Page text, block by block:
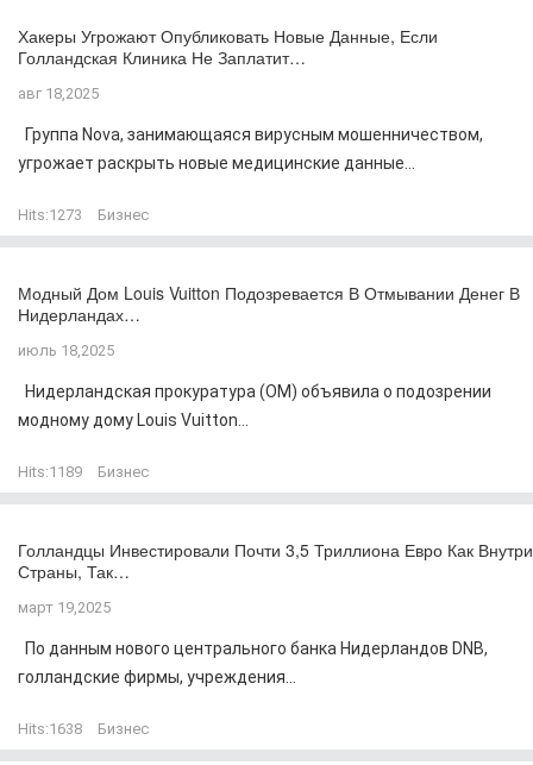
Хакеры Угрожают Опубликовать Новые Данные, Если
Голландская Клиника Не Заплатит…
авг 18,2025
Группа Nova, занимающаяся вирусным мошенничеством,
угрожает раскрыть новые медицинские данные...
Hits:1273 Бизнес
Модный Дом Louis Vuitton Подозревается В Отмывании Денег В
Нидерландах…
июль 18,2025
Нидерландская прокуратура (OM) объявила о подозрении
модному дому Louis Vuitton...
Hits:1189 Бизнес
Голландцы Инвестировали Почти 3,5 Триллиона Евро Как Внутри
Страны, Так…
март 19,2025
По данным нового центрального банка Нидерландов DNB,
голландские фирмы, учреждения...
Hits:1638 Бизнес